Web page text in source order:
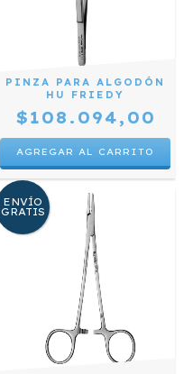
PINZA PARA ALGODÓN
HU FRIEDY
$108.094,00
ENVÍO
GRATIS